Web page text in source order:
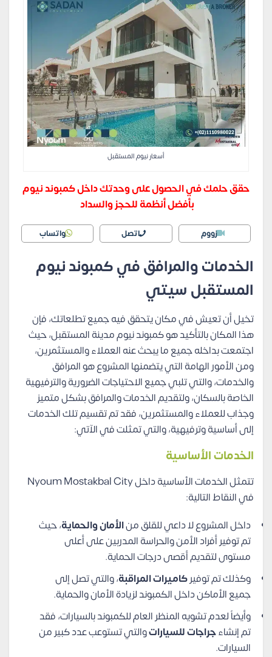
أسعار نيوم المستقبل
حقق حلمك في الحصول على وحدتك داخل كمبوند نيوم
بأفضل أنظمة للحجز والسداد
زووم اتصل واتساب
الخدمات والمرافق في كمبوند نيوم
المستقبل سيتي
تخيل أن تعيش في مكان يتحقق فيه جميع تطلعاتك، فإن
هذا المكان بالتأكيد هو كمبوند نيوم مدينة المستقبل، حيث
اجتمعت بداخله جميع ما يبحث عنه العملاء والمستثمرين،
ومن الأمور الهامة التي يتضمنها المشروع هو المرافق
والخدمات، والتي تلبي جميع الاحتياجات الضرورية والترفيهية
الخاصة بالسكان،ولتقديم الخدمات والمرافق بشكل متميز
وجذاب للعملاء والمستثمرين، فقد تم تقسيم تلك الخدمات
إلى أساسية وترفيهية،والتي تمثلت في الآتي:
الخدمات الأساسية
تتمثل الخدمات الأساسية داخل Nyoum Mostakbal City
في النقاط التالية:
داخل المشروع لا داعي للقلق منالأمان والحماية، حيث
تم توفير أفراد الأمن والحراسة المدربين على أعلى
مستوى لتقديم أقصى درجات الحماية.
وكذلك تم توفيركاميرات المراقبة، والتي تصل إلى
جميع الأماكن داخل الكمبوند لزيادة الأمان والحماية.
وأيضاً لعدم تشويه المنظر العام للكمبوند بالسيارات، فقد
تم إنشاءجراجات للسياراتوالتي تستوعب عدد كبير من
السيارات.